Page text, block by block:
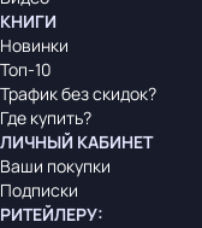
КНИГИ
Новинки
Топ-10
Трафик без скидок?
Где купить?
ЛИЧНЫЙ КАБИНЕТ
Ваши покупки
Подписки
РИТЕЙЛЕРУ: